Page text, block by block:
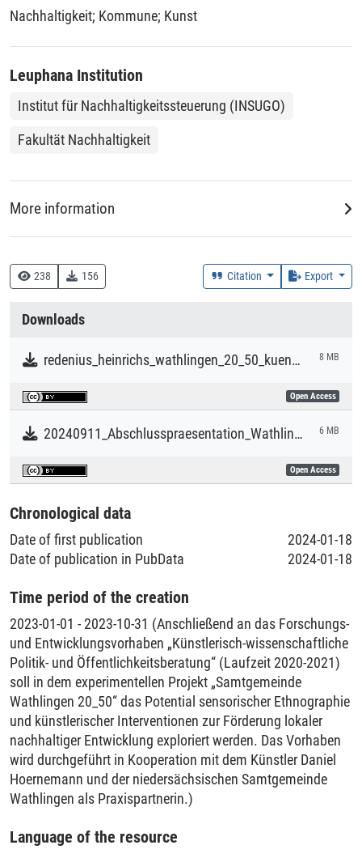
238 156 Citation Export
Downloads
redenius_heinrichs_wathlingen_20_50_kuenstlerisch_wissenschaftliche_exploration.pdf 8 MB
Open Access
20240911_Abschlusspraesentation_Wathlingen2024_Nachhaltigkeitsausschuss_oeffentlich.pdf 6 MB
Open Access
Chronological data
Date of first publication
2024-01-18
Date of publication in PubData
2024-01-18
Time period of the creation
2023-01-01 - 2023-10-31 (Anschließend an das Forschungs-
und Entwicklungsvorhaben „Künstlerisch-wissenschaftliche
Politik- und Öffentlichkeitsberatung“ (Laufzeit 2020-2021)
soll in dem experimentellen Projekt „Samtgemeinde
Wathlingen 20_50“ das Potential sensorischer Ethnographie
und künstlerischer Interventionen zur Förderung lokaler
nachhaltiger Entwicklung exploriert werden. Das Vorhaben
wird durchgeführt in Kooperation mit dem Künstler Daniel
Hoernemann und der niedersächsischen Samtgemeinde
Wathlingen als Praxispartnerin.)
Language of the resource
Nachhaltigkeit; Kommune; Kunst
Leuphana Institution
Institut für Nachhaltigkeitssteuerung (INSUGO)
Fakultät Nachhaltigkeit
More information
330 :: Wirtschaft
Creation Context
Collections
Alternative Publikationsformate